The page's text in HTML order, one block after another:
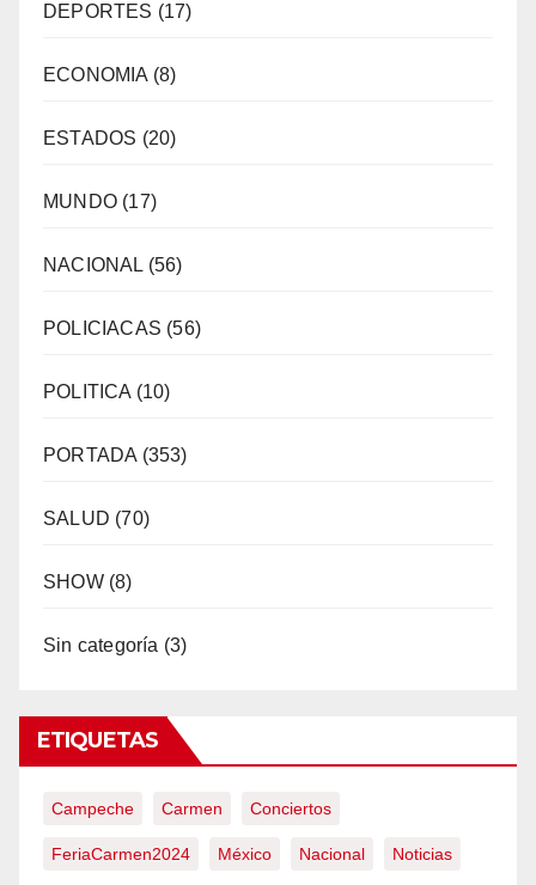
DEPORTES (17)
ECONOMIA (8)
ESTADOS (20)
MUNDO (17)
NACIONAL (56)
POLICIACAS (56)
POLITICA (10)
PORTADA (353)
SALUD (70)
SHOW(8)
Sin categoría (3)
ETIQUETAS
Campeche Carmen Conciertos
FeriaCarmen2024 México Nacional Noticias